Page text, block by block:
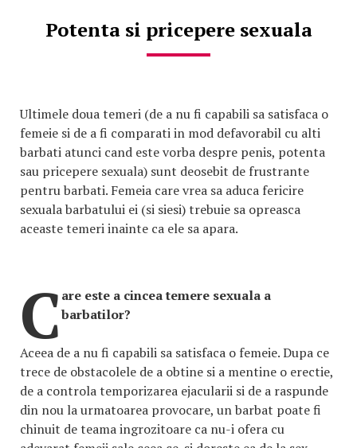
Potenta si pricepere sexuala
Ultimele doua temeri (de a nu fi capabili sa satisfaca o
femeie si de a fi comparati in mod defavorabil cu alti
barbati atunci cand este vorba despre penis, potenta
sau pricepere sexuala) sunt deosebit de frustrante
pentru barbati. Femeia care vrea sa aduca fericire
sexuala barbatului ei (si siesi) trebuie sa opreasca
aceaste temeri inainte ca ele sa apara.
C are este a cincea temere sexuala a
barbatilor?
Aceea de a nu fi capabili sa satisfaca o femeie. Dupa ce
trece de obstacolele de a obtine si a mentine o erectie,
de a controla temporizarea ejacularii si de a raspunde
din nou la urmatoarea provocare, un barbat poate fi
chinuit de teama ingrozitoare ca nu-i ofera cu